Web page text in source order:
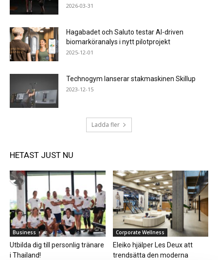
2026-03-31
Hagabadet och Saluto testar AI-driven
biomarköranalys i nytt pilotprojekt
2025-12-01
Technogym lanserar stakmaskinen Skillup
2023-12-15
Ladda fler
HETAST JUST NU
Business
Utbilda dig till personlig tränare
i Thailand!
Corporate Wellness
Eleiko hjälper Les Deux att
trendsätta den moderna